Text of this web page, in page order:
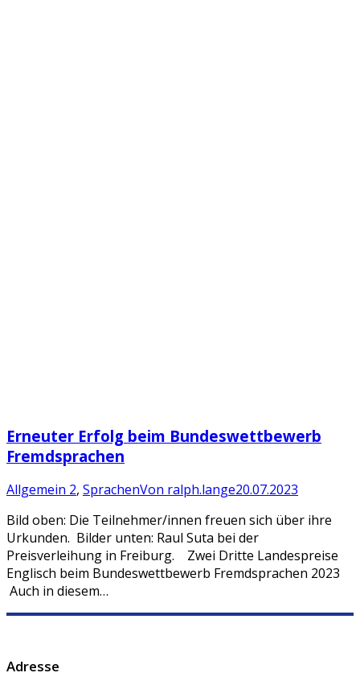
Erneuter Erfolg beim Bundeswettbewerb
Fremdsprachen
Allgemein 2, SprachenVon ralph.lange20.07.2023
Bild oben: Die Teilnehmer/innen freuen sich über ihre
Urkunden. Bilder unten: Raul Suta bei der
Preisverleihung in Freiburg. Zwei Dritte Landespreise
Englisch beim Bundeswettbewerb Fremdsprachen 2023
Auch in diesem…
Adresse